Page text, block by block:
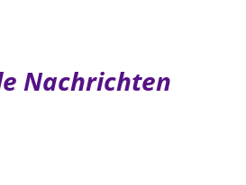
Nachrichten